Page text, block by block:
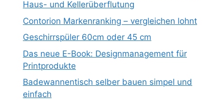
Haus- und Kellerüberflutung
Contorion Markenranking – vergleichen lohnt
Geschirrspüler 60cm oder 45 cm
Das neue E-Book: Designmanagement für
Printprodukte
Badewannentisch selber bauen simpel und
einfach